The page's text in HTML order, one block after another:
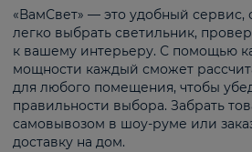
«ВамСвет» — это удобный
легко выбрать светильник,
к вашему интерьеру. С помощью
мощности каждый сможет
для любого помещения, чтобы
правильности выбора. Забрать
самовывозом в шоу-руме или
доставку на дом.